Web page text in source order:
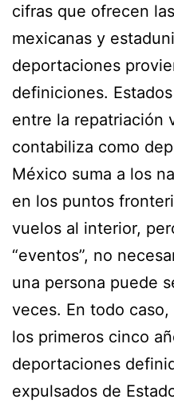
cifras que ofrecen
mexicanas y
deportaciones
definiciones.
entre la repatriación
contabiliza como
México suma a los
en los puntos
vuelos al interior,
“eventos”, no
una persona puede
veces. En todo
los primeros cinco
deportaciones
expulsados de